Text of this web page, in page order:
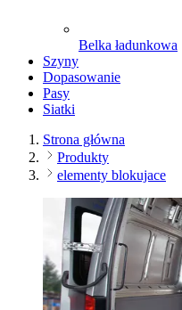
Belka ładunkowa
Szyny
Dopasowanie
Pasy
Siatki
Strona główna
Produkty
elementy blokujace